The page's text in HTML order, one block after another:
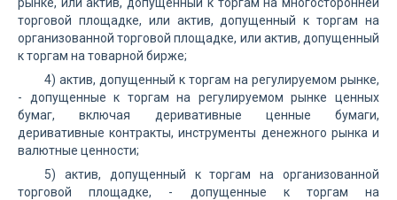
торговой площадке, или актив, допущенный к торгам на
организованной торговой площадке, или актив, допущенный
к торгам на товарной бирже;
4) актив, допущенный к торгам на регулируемом рынке,
- допущенные к торгам на регулируемом рынке ценных
бумаг, включая деривативные ценные бумаги,
деривативные контракты, инструменты денежного рынка и
валютные ценности;
5) актив, допущенный к торгам на организованной
торговой площадке, - допущенные к торгам на